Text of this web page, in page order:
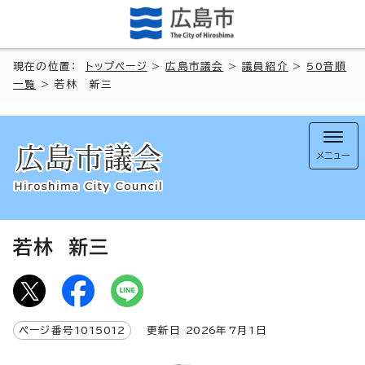
現在の位置： トップページ >広島市議会 >議員紹介 > 50音順
一覧
> 若林 新三
メニュー
若林 新三
ページ番号 1015012 更新日 2026年7月1日